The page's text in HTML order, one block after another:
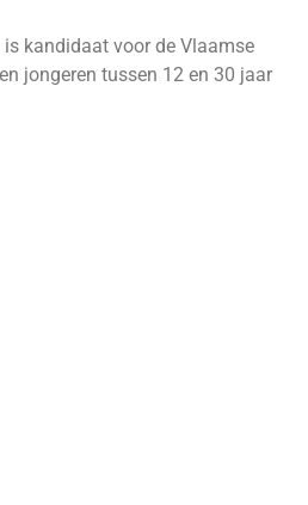
kandidaat voor de Vlaamse
jongeren tussen 12 en 30 jaar